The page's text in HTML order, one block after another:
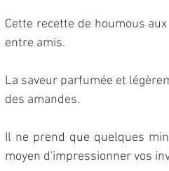
Cette recette de houmous
entre amis.
La saveur parfumée et
des amandes.
Il ne prend que quelques
moyen d'impressionner vos